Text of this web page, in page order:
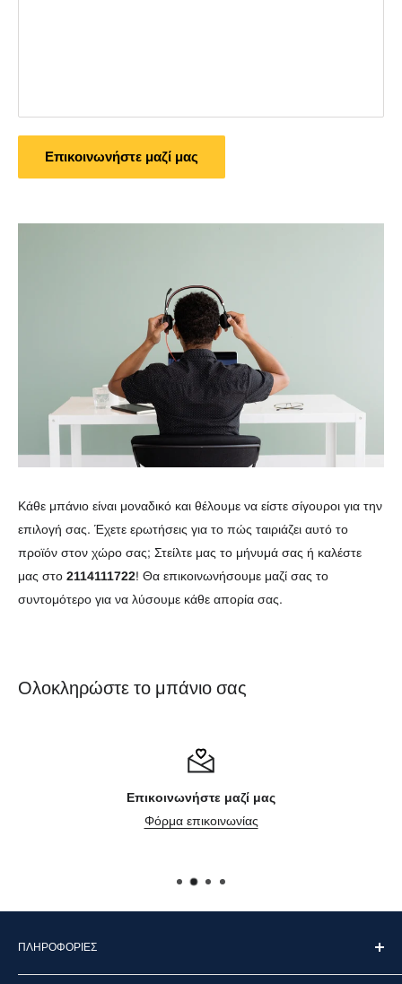
Επικοινωνήστε μαζί μας
Κάθε μπάνιο είναι μοναδικό και θέλουμε να είστε σίγουροι για την
επιλογή σας. Έχετε ερωτήσεις για το πώς ταιριάζει αυτό το
προϊόν στον χώρο σας; Στείλτε μας το μήνυμά σας ή καλέστε
μας στο 2114111722! Θα επικοινωνήσουμε μαζί σας το
συντομότερο για να λύσουμε κάθε απορία σας.
Ολοκληρώστε το μπάνιο σας
Επικοινωνήστε μαζί μας
Φόρμα επικοινωνίας
ΠΛΗΡΟΦΟΡΊΕΣ
Επικοινωνήστε μαζί μας